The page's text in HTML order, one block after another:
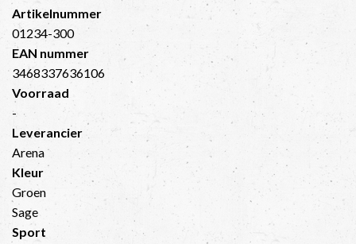
Artikelnummer
01234-300
EAN nummer
3468337636106
Voorraad
-
Leverancier
Arena
Kleur
Groen
Sage
Sport